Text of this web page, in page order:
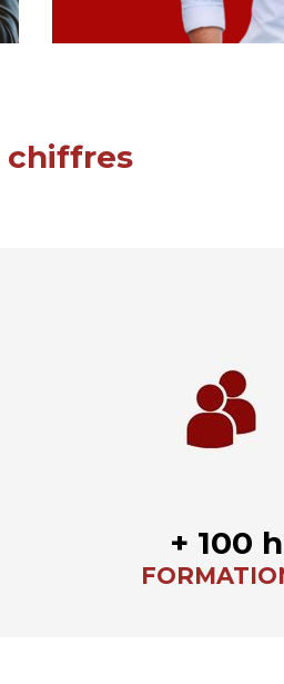
chiffres
+ 100 h